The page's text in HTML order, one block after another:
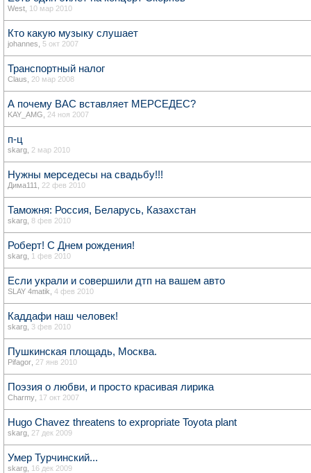
West 10 мар 2010
Кто какую музыку слушает
johannes 5 окт 2007
Транспортный налог
Claus 20 мар 2008
А почему ВАС вставляет МЕРСЕДЕС?
KAY_AMG 24 ноя 2007
п-ц
skarg 2 мар 2010
Нужны мерседесы на свадьбу!!!
Дима111 22 фев 2010
Таможня: Россия, Беларусь, Казахстан
skarg 8 фев 2010
Роберт! С Днем рождения!
skarg 1 фев 2010
Если украли и совершили дтп на вашем авто
SLAY 4matik 4 фев 2010
Каддафи наш человек!
skarg 3 фев 2010
Пушкинская площадь, Москва.
Pifagor 27 янв 2010
Поэзия о любви, и просто красивая лирика
Charmy 17 окт 2007
Hugo Chavez threatens to expropriate Toyota plant
skarg 27 дек 2009
Умер Турчинский...
skarg 16 дек 2009